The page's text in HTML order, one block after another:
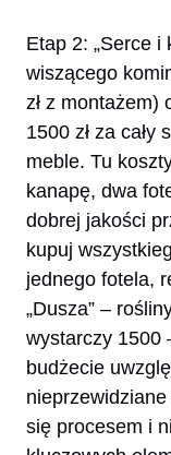
Etap 2: „Serce i
wiszącego
zł z montażem)
1500 zł za cały
meble. Tu
kanapę, dwa
dobrej jakości
kupuj
jednego fotela,
„Dusza” –
wystarczy 1500
budżecie
się procesem i